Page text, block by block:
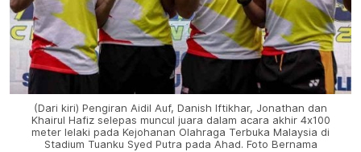
(Dari kiri) Pengiran Aidil Auf, Danish Iftikhar, Jonathan dan
Khairul Hafiz selepas muncul juara dalam acara akhir 4x100
meter lelaki pada Kejohanan Olahraga Terbuka Malaysia di
Stadium Tuanku Syed Putra pada Ahad. Foto Bernama